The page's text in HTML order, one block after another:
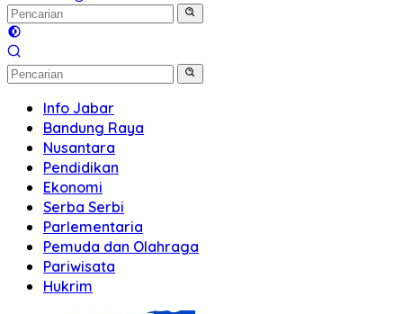
Info Jabar
Bandung Raya
Nusantara
Pendidikan
Ekonomi
Serba Serbi
Parlementaria
Pemuda dan Olahraga
Pariwisata
Hukrim